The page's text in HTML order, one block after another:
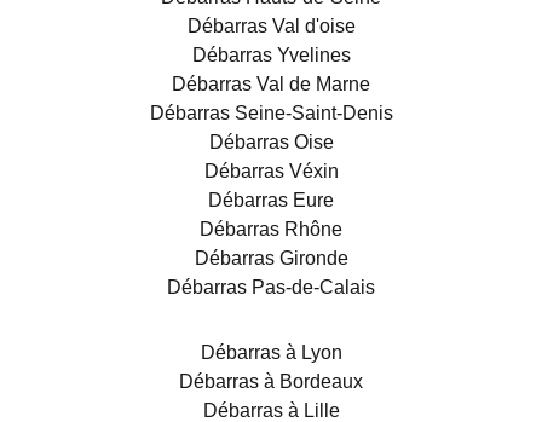
Débarras Val d'oise
Débarras Yvelines
Débarras Val de Marne
Débarras Seine-Saint-Denis
Débarras Oise
Débarras Véxin
Débarras Eure
Débarras Rhône
Débarras Gironde
Débarras Pas-de-Calais
Débarras à Lyon
Débarras à Bordeaux
Débarras à Lille